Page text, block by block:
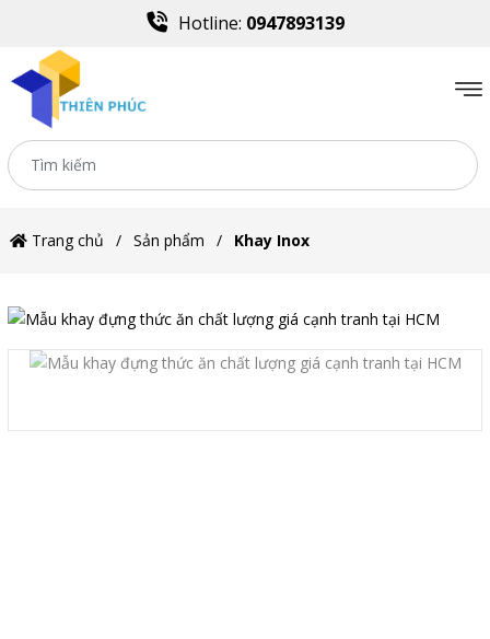
Hotline: 0947893139
Trang chủ Sản phẩm Khay Inox